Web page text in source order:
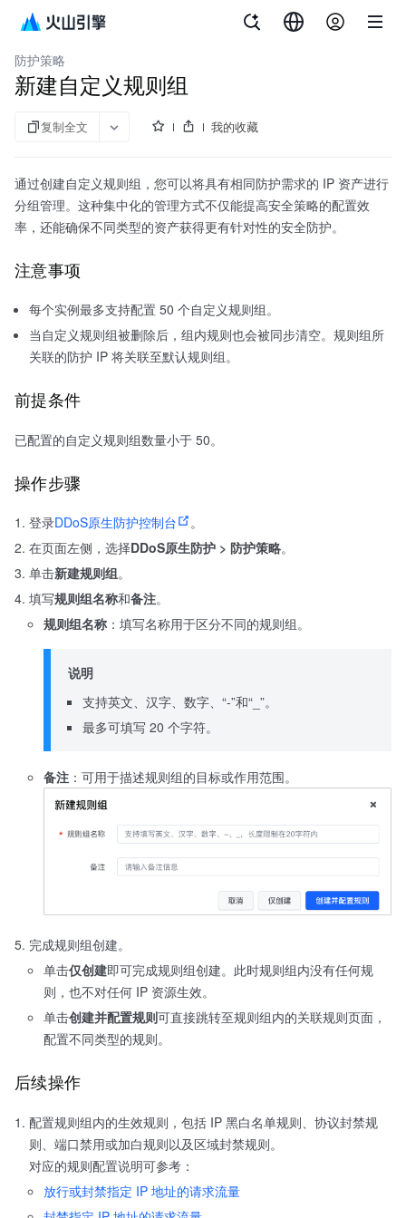
DDoS防护
防护策略
新建自定义规则组
复制全文 我的收藏
通过创建自定义规则组，您可以将具有相同防护需求的 IP 资产进行
分组管理。这种集中化的管理方式不仅能提高安全策略的配置效
率，还能确保不同类型的资产获得更有针对性的安全防护。
注意事项
每个实例最多支持配置 50 个自定义规则组。
当自定义规则组被删除后，组内规则也会被同步清空。规则组所
关联的防护 IP 将关联至默认规则组。
前提条件
已配置的自定义规则组数量小于 50。
操作步骤
登录DDoS原生防护控制台
。
在页面左侧，选择DDoS原生防护 > 防护策略。
单击新建规则组。
填写规则组名称和备注。
规则组名称 ：填写名称用于区分不同的规则组。
说明
支持英文、汉字、数字、“-”和“_”。
最多可填写 20 个字符。
备注 ：可用于描述规则组的目标或作用范围。
完成规则组创建。
单击仅创建即可完成规则组创建。此时规则组内没有任何规
则，也不对任何 IP 资源生效。
单击创建并配置规则可直接跳转至规则组内的关联规则页面，
配置不同类型的规则。
后续操作
配置规则组内的生效规则，包括 IP 黑白名单规则、协议封禁规
则、端口禁用或加白规则以及区域封禁规则。
对应的规则配置说明可参考：
放行或封禁指定 IP 地址的请求流量